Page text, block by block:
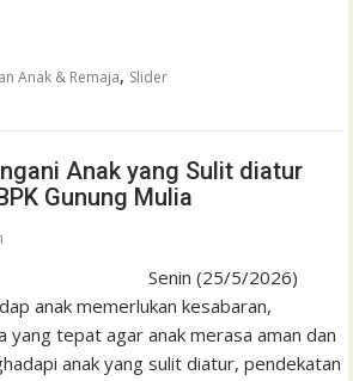
Anak & Remaja, Slider
Anak yang Sulit diatur
Gunung Mulia
Senin (25/5/2026)
anak memerlukan kesabaran,
yang tepat agar anak merasa aman dan
anak yang sulit diatur, pendekatan